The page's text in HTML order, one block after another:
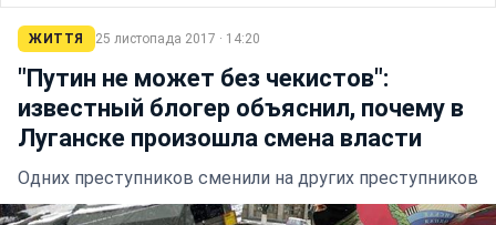
ЖИТТЯ 25 листопада 2017 · 14:20
"Путин не может без чекистов":
известный блогер объяснил, почему в
Луганске произошла смена власти
Одних преступников сменили на других преступников